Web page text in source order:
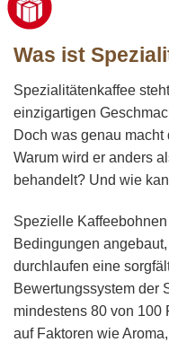
Was ist
Spezialitätenkaffee
einzigartigen
Doch was genau
Warum wird er anders
behandelt? Und wie
Spezielle
Bedingungen
durchlaufen eine
Bewertungssystem der
mindestens 80 von 100
auf Faktoren wie